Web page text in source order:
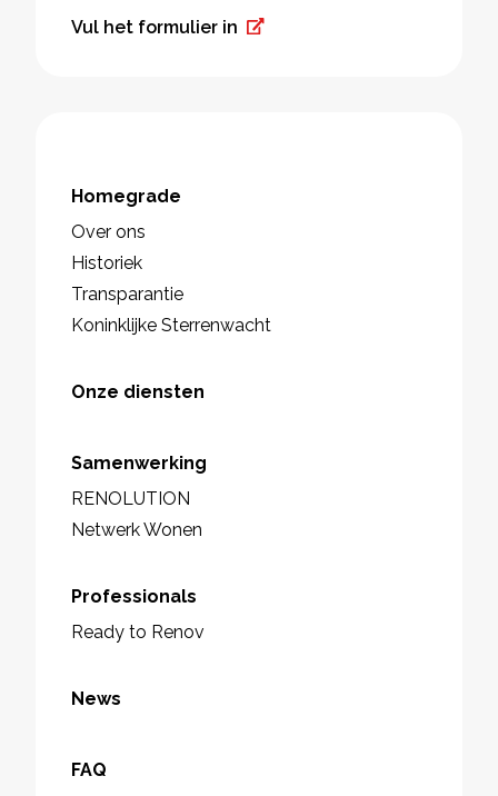
Vul het formulier in
Homegrade
Over ons
Historiek
Transparantie
Koninklijke Sterrenwacht
Onze diensten
Samenwerking
RENOLUTION
Netwerk Wonen
Professionals
Ready to Renov
News
FAQ